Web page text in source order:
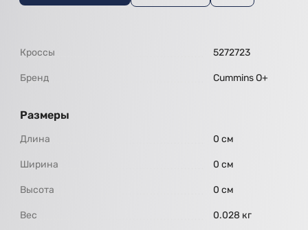
Кроссы 5272723
Бренд Cummins O+
Размеры
Длина 0 см
Ширина 0 см
Высота 0 см
Вес 0.028 кг